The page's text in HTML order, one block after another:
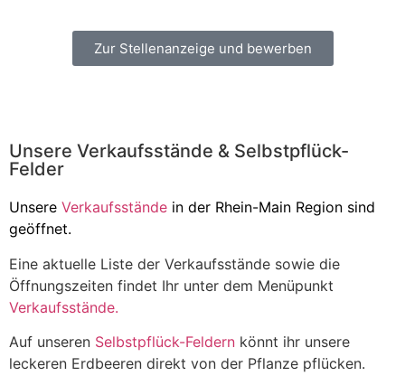
Zur Stellenanzeige und bewerben
Unsere Verkaufsstände & Selbstpflück-
Felder
Unsere Verkaufsstände in der Rhein-Main Region sind
geöffnet.
Eine aktuelle Liste der Verkaufsstände sowie die
Öffnungszeiten findet Ihr unter dem Menüpunkt
Verkaufsstände.
Auf unseren Selbstpflück-Feldern könnt ihr unsere
leckeren Erdbeeren direkt von der Pflanze pflücken.